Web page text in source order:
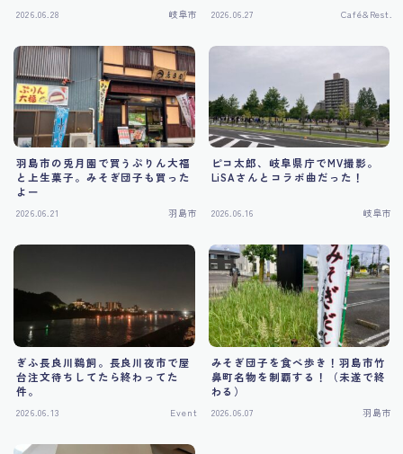
Tourism
2026.06.28 岐阜市 2026.06.27 Café&Rest.
羽島市の兎月園で買うぷりん大福
と上生菓子。みそぎ団子も買った
よー
2026.06.21 羽島市
ピコ太郎、岐阜県庁でMV撮影。
LiSAさんとコラボ曲だった！
2026.06.16 岐阜市
ぎふ長良川鵜飼。長良川夜市で屋
台注文待ちしてたら終わってた
件。
2026.06.13 Event
みそぎ団子を食べ歩き！羽島市竹
鼻町名物を制覇する！（未遂で終
わる）
2026.06.07 羽島市